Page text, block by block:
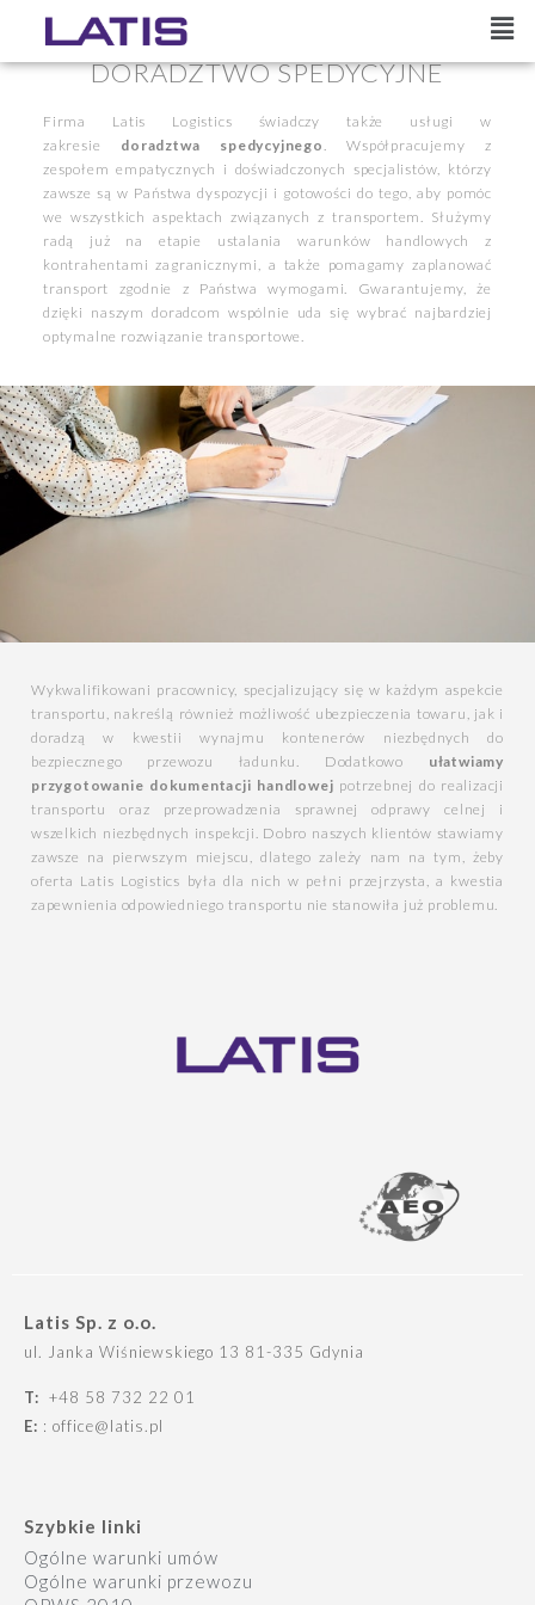
DORADZTWO SPEDYCYJNE
Firma Latis Logistics świadczy także usługi w
zakresie doradztwa spedycyjnego. Współpracujemy z
zespołem empatycznych i doświadczonych specjalistów, którzy
zawsze są w Państwa dyspozycji i gotowości do tego, aby pomóc
we wszystkich aspektach związanych z transportem. Służymy
radą już na etapie ustalania warunków handlowych z
kontrahentami zagranicznymi, a także pomagamy zaplanować
transport zgodnie z Państwa wymogami. Gwarantujemy, że
dzięki naszym doradcom wspólnie uda się wybrać najbardziej
optymalne rozwiązanie transportowe.
Wykwalifikowani pracownicy, specjalizujący się w każdym aspekcie
transportu, nakreślą również możliwość ubezpieczenia towaru, jak i
doradzą w kwestii wynajmu kontenerów niezbędnych do
bezpiecznego przewozu ładunku. Dodatkowo ułatwiamy
przygotowanie dokumentacji handlowej potrzebnej do realizacji
transportu oraz przeprowadzenia sprawnej odprawy celnej i
wszelkich niezbędnych inspekcji. Dobro naszych klientów stawiamy
zawsze na pierwszym miejscu, dlatego zależy nam na tym, żeby
oferta Latis Logistics była dla nich w pełni przejrzysta, a kwestia
zapewnienia odpowiedniego transportu nie stanowiła już problemu.
Latis Sp. z o.o.
ul. Janka Wiśniewskiego 13 81-335 Gdynia
T: +48 58 732 22 01
E: : office@latis.pl
Szybkie linki
Ogólne warunki umów
Ogólne warunki przewozu